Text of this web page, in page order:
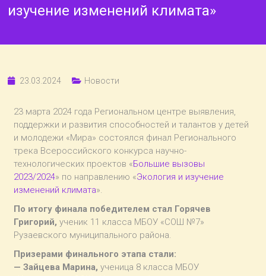
изучение изменений климата»
23.03.2024 Новости
23 марта 2024 года Региональном центре выявления,
поддержки и развития способностей и талантов у детей
и молодежи «Мира» состоялся финал Регионального
трека Всероссийского конкурса научно-
технологических проектов «Большие вызовы
2023/2024» по направлению «Экология и изучение
изменений климата».
По итогу финала победителем стал Горячев
Григорий, ученик 11 класса МБОУ «СОШ №7»
Рузаевского муниципального района.
Призерами финального этапа стали:
— Зайцева Марина, ученица 8 класса МБОУ